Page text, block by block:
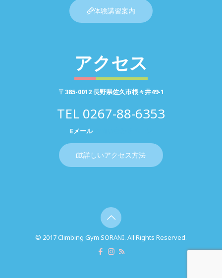
体験講習案内
アクセス
〒385-0012 長野県佐久市根々井49-1
TEL 0267-88-6353
Eメール
詳しいアクセス方法
© 2017 Climbing Gym SORANI. All Rights Reserved.